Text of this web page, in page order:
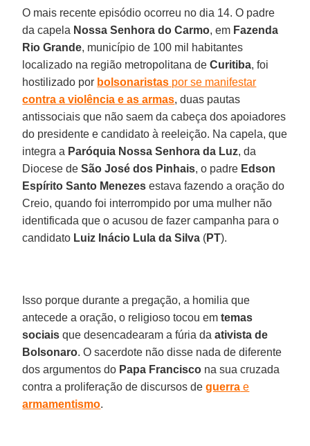
O mais recente episódio ocorreu no dia 14. O padre
da capela Nossa Senhora do Carmo, em Fazenda
Rio Grande, município de 100 mil habitantes
localizado na região metropolitana deCuritiba, foi
hostilizado por bolsonaristas por se manifestar
contra a violência e as armas, duas pautas
antissociais que não saem da cabeça dos apoiadores
do presidente e candidato à reeleição. Na capela, que
integra a Paróquia Nossa Senhora da Luz, da
Diocese de São José dos Pinhais, o padre Edson
Espírito Santo Menezes estava fazendo a oração do
Creio, quando foi interrompido por uma mulher não
identificada que o acusou de fazer campanha para o
candidato Luiz Inácio Lula da Silva (PT).
Isso porque durante a pregação, a homilia que
antecede a oração, o religioso tocou emtemas
sociais que desencadearam a fúria daativista de
Bolsonaro. O sacerdote não disse nada de diferente
dos argumentos do Papa Francisco na sua cruzada
contra a proliferação de discursos deguerra e
armamentismo.